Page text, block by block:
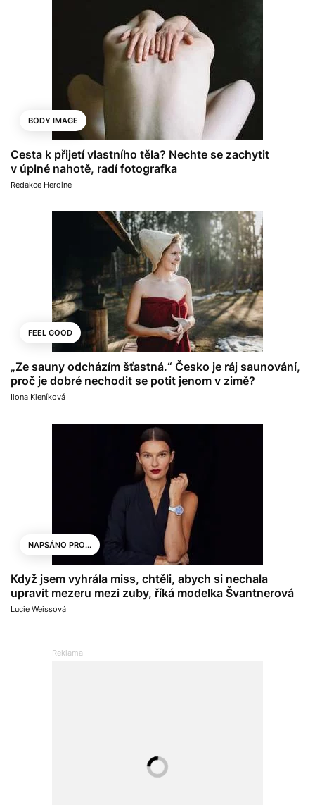
BODY IMAGE
Cesta k přijetí vlastního těla? Nechte se zachytit
v úplné nahotě, radí fotografka
Redakce Heroine
FEEL GOOD
„Ze sauny odcházím šťastná.“ Česko je ráj saunování,
proč je dobré nechodit se potit jenom v zimě?
Ilona Kleníková
NAPSÁNO PRO...
Když jsem vyhrála miss, chtěli, abych si nechala
upravit mezeru mezi zuby, říká modelka Švantnerová
Lucie Weissová